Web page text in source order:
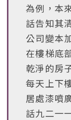
為例，本
話告知其
公司變本
在樓梯底
乾淨的房
每天上下
居處漆噴
話九二一